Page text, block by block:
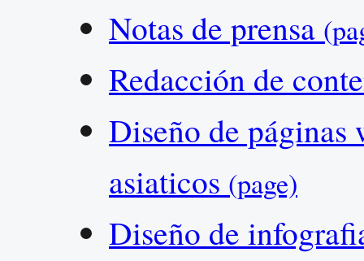
Notas de prensa
Redacción de
Diseño de páginas
asiaticos (page)
Diseño de